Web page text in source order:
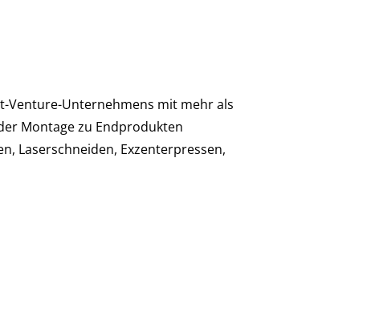
Venture-Unternehmens mit mehr als
Montage zu Endprodukten
Laserschneiden, Exzenterpressen,